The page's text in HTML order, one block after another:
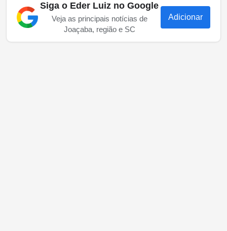
Siga o Eder Luiz no Google
Veja as principais notícias de
Joaçaba, região e SC
Adicionar